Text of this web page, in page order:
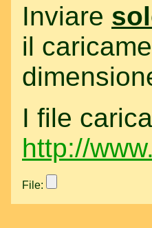
Inviare
il
I file
http://
File: